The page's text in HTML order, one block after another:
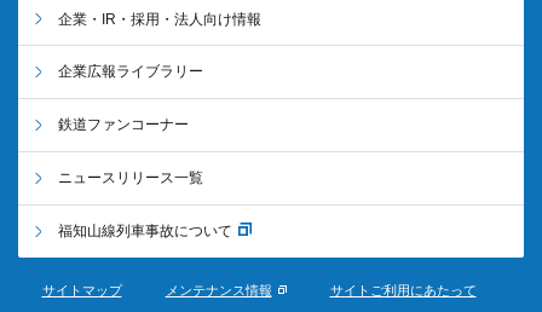
企業・IR・採用・法人向け情報
企業広報ライブラリー
鉄道ファンコーナー
ニュースリリース一覧
福知山線列車事故について
サイトマップ メンテナンス情報 サイトご利用にあたって